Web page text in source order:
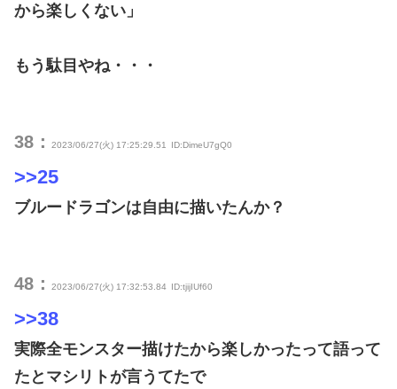
から楽しくない」
もう駄目やね・・・
38： 2023/06/27(火) 17:25:29.51 ID:DimeU7gQ0
>>25
ブルードラゴンは自由に描いたんか？
48： 2023/06/27(火) 17:32:53.84 ID:tjijIUf60
>>38
実際全モンスター描けたから楽しかったって語って
たとマシリトが言うてたで